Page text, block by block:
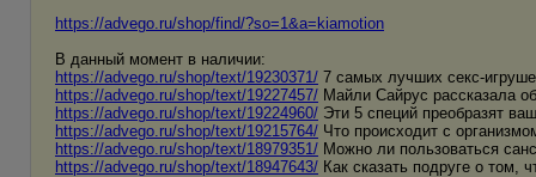
https://advego.ru/shop/find/?so=1&a=kiamotion
В данный момент в наличии:
https://advego.ru/shop/text/19230371/ 7 самых лучших секс-
https://advego.ru/shop/text/19227457/ Майли Сайрус рассказала
https://advego.ru/shop/text/19224960/ Эти 5 специй преобразят
https://advego.ru/shop/text/19215764/ Что происходит c
https://advego.ru/shop/text/18979351/ Можно ли пользоваться
https://advego.ru/shop/text/18947643/ Как сказать подруге о том,